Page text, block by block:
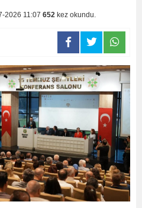
2026 11:07 652 kez okundu.